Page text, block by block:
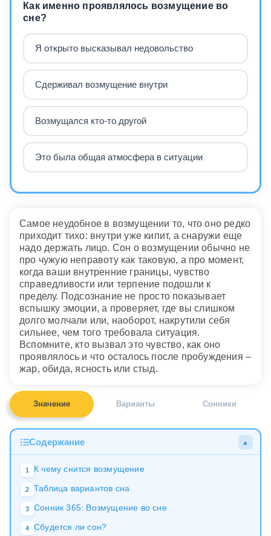
Как именно проявлялось возмущение во
сне?
Я открыто высказывал недовольство
Сдерживал возмущение внутри
Возмущался кто-то другой
Это была общая атмосфера в ситуации
Самое неудобное в возмущении то, что оно редко
приходит тихо: внутри уже кипит, а снаружи еще
надо держать лицо. Сон о возмущении обычно не
про чужую неправоту как таковую, а про момент,
когда ваши внутренние границы, чувство
справедливости или терпение подошли к
пределу. Подсознание не просто показывает
вспышку эмоции, а проверяет, где вы слишком
долго молчали или, наоборот, накрутили себя
сильнее, чем того требовала ситуация.
Вспомните, кто вызвал это чувство, как оно
проявлялось и что осталось после пробуждения –
жар, обида, ясность или стыд.
Значение Варианты Сонники
Содержание ▲
1 К чему снится возмущение
2 Таблица вариантов сна
3 Сонник 365: Возмущение во сне
4 Сбудется ли сон?